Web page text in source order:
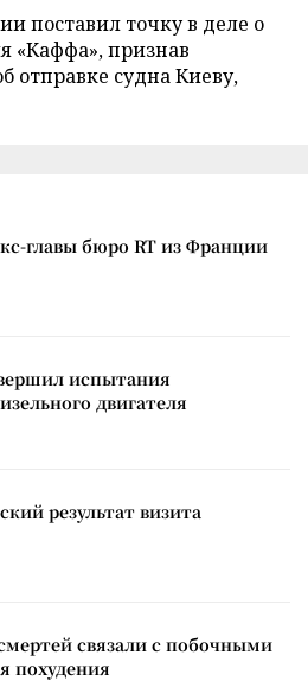
поставил точку в деле о
«Каффа», признав
отправке судна Киеву,
главы бюро RT из Франции
испытания
двигателя
результат визита
связали с побочными
похудения